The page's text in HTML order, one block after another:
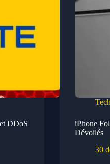
DDoS
Tech
iPhone
Dévoilés
30